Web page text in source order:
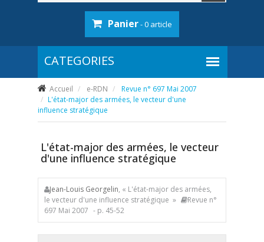
Panier- 0 article
Accueil e-RDN
Revue n° 697 Mai 2007
L'état-major des armées, le vecteur d'une
influence stratégique
L'état-major des armées, le vecteur
d'une influence stratégique
Jean-Louis Georgelin, « L'état-major des armées,
le vecteur d'une influence stratégique »
Revue n°
697 Mai 2007 - p. 45-52